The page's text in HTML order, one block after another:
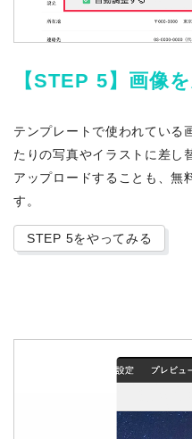
【STEP 5】画像
テンプレートで使われている
たりの写真やイラストに差し
アップロードすることも、無
す。
STEP 5をやってみる